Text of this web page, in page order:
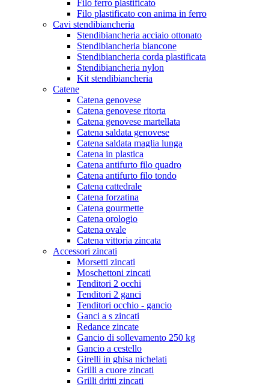
Filo ferro plastificato
Filo plastificato con anima in ferro
Cavi stendibiancheria
Stendibiancheria acciaio ottonato
Stendibiancheria biancone
Stendibiancheria corda plastificata
Stendibiancheria nylon
Kit stendibiancheria
Catene
Catena genovese
Catena genovese ritorta
Catena genovese martellata
Catena saldata genovese
Catena saldata maglia lunga
Catena in plastica
Catena antifurto filo quadro
Catena antifurto filo tondo
Catena cattedrale
Catena forzatina
Catena gourmette
Catena orologio
Catena ovale
Catena vittoria zincata
Accessori zincati
Morsetti zincati
Moschettoni zincati
Tenditori 2 occhi
Tenditori 2 ganci
Tenditori occhio - gancio
Ganci a s zincati
Redance zincate
Gancio di sollevamento 250 kg
Gancio a cestello
Girelli in ghisa nichelati
Grilli a cuore zincati
Grilli dritti zincati